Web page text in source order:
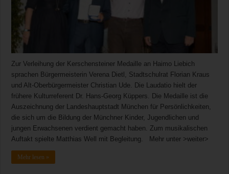
Zur Verleihung der Kerschensteiner Medaille an Haimo Liebich
sprachen Bürgermeisterin Verena Dietl, Stadtschulrat Florian Kraus
und Alt-Oberbürgermeister Christian Ude. Die Laudatio hielt der
frühere Kulturreferent Dr. Hans-Georg Küppers. Die Medaille ist die
Auszeichnung der Landeshauptstadt München für Persönlichkeiten,
die sich um die Bildung der Münchner Kinder, Jugendlichen und
jungen Erwachsenen verdient gemacht haben. Zum musikalischen
Auftakt spielte Matthias Well mit Begleitung. Mehr unter >weiter>
Mehr lesen »